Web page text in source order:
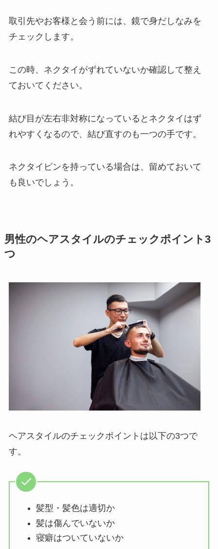
取引先やお客様と会う前には、鏡で身だしなみを
チェックします。
この時、ネクタイがずれていないか確認して整え
ておいてください。
結び目が左右非対称になっているとネクタイはず
れやすくなるので、結び直すのも一つの手です。
ネクタイピンを持っている場合は、留めておいて
も良いでしょう。
男性のヘアスタイルのチェックポイント3
つ
ヘアスタイルのチェックポイントは以下の3つで
す。
髪型・髪色は適切か
髪は傷んでいないか
寝癖はついていないか